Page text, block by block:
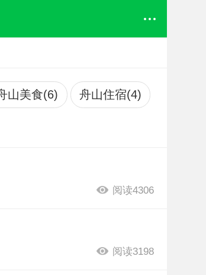
山美食(6) 舟山住宿(4)
阅读4306
阅读3198